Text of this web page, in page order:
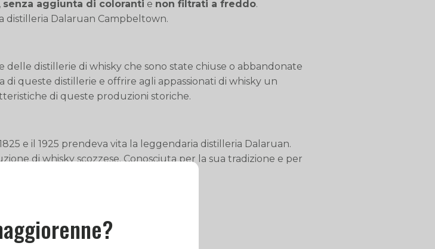
senza aggiunta di coloranti e non filtrati a freddo.
distilleria Dalaruan Campbeltown.
delle distillerie di whisky che sono state chiuse o abbandonate
di queste distillerie e offrire agli appassionati di whisky un
di queste produzioni storiche.
e il 1925 prendeva vita la leggendaria distilleria Dalaruan.
di whisky scozzese. Conosciuta per la sua tradizione e per
un sapore ricco e complesso.